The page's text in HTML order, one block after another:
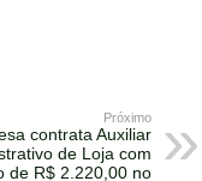
Próximo
contrata Auxiliar
de Loja com
de R$ 2.220,00 no